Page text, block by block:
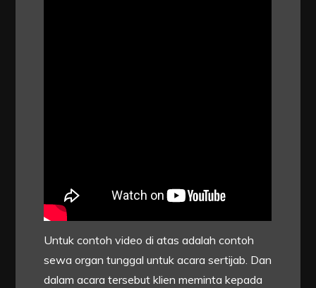
Untuk contoh video di atas adalah contoh
sewa organ tunggal untuk acara sertijab. Dan
dalam acara tersebut klien meminta kepada